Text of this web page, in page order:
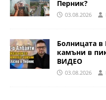
Перник?
03.08.2026
Болницата в
камъни в
ВИДЕО
03.08.2026